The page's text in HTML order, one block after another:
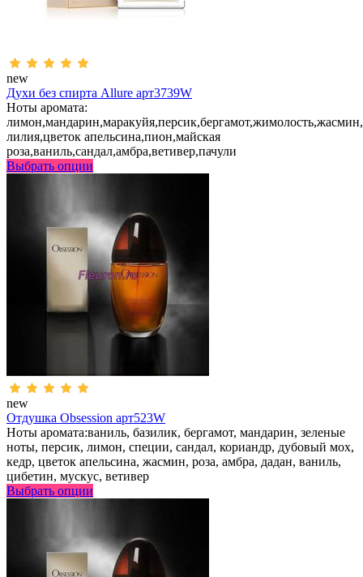
new
Духи без спирта Allure арт3739W
Ноты аромата:
лилия,цветок апельсина,пион,майская
роза,ваниль,сандал,амбра,ветивер,пачули
Выбрать опции
new
Отдушка Obsession арт523W
Ноты аромата:ваниль, базилик, бергамот, мандарин, зеленые
ноты, персик, лимон, специи, сандал, кориандр, дубовый мох,
кедр, цветок апельсина, жасмин, роза, амбра, дадан, ваниль,
цибетин, мускус, ветивер
Выбрать опции